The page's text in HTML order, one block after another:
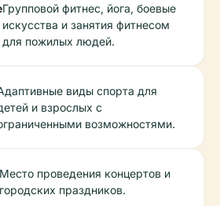
Групповой фитнес, йога, боевые
искусства и занятия фитнесом
для пожилых людей.
виды спорта для
и взрослых с
возможностями.
Место проведения концертов и
городских праздников.